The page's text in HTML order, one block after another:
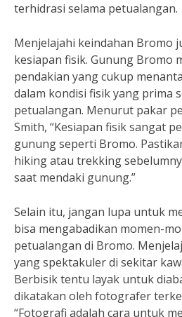
terhidrasi selama petualangan.
Menjelajahi keindahan Bromo
kesiapan fisik. Gunung Bromo
pendakian yang cukup
dalam kondisi fisik yang prima
petualangan. Menurut pakar
Smith, “Kesiapan fisik sangat
gunung seperti Bromo.
hiking atau trekking
saat mendaki gunung.”
Selain itu, jangan lupa untuk
bisa mengabadikan momen-
petualangan di Bromo.
yang spektakuler di sekitar
Berbisik tentu layak untuk
dikatakan oleh fotografer
“Fotografi adalah cara untuk